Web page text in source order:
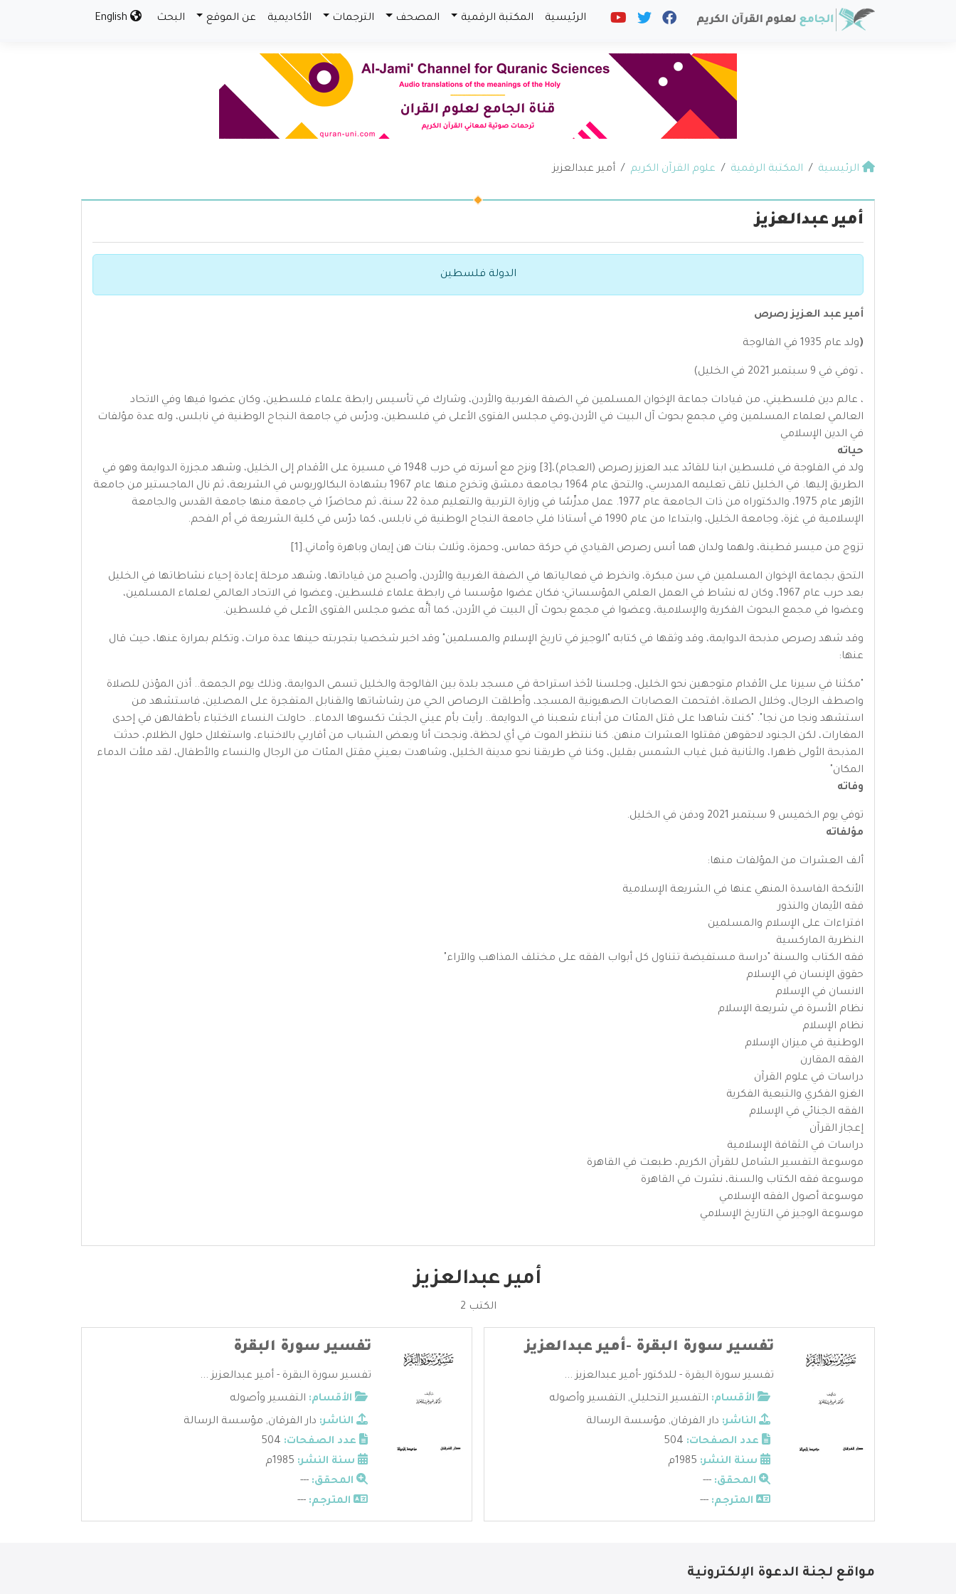
الرئيسية المكتبة الرقمية المصحف الترجمات الأكاديمية عن الموقع البحث
الرئيسية المكتبة الرقمية علوم القرآن الكريم أمير عبدالعزيز
أمير عبدالعزيز
الدولة فلسطين
أمير عبد العزيز رصرص
(ولد عام 1935 في الفالوجة
، توفي في 9 سبتمبر 2021 في الخليل)
، عالم دين فلسطيني، من قيادات جماعة الإخوان المسلمين في الضفة الغربية والأردن، وشارك في تأسيس رابطة علماء فلسطين، وكان عضوا فيها وفي الاتحاد
العالمي لعلماء المسلمين وفي مجمع بحوث آل البيت في الأردن،وفي مجلس الفتوى الأعلى في فلسطين، ودرّس في جامعة النجاح الوطنية في نابلس، وله عدة مؤلفات
في الدين الإسلامي
حياته
ولد في الفلوجة في فلسطين ابنا للقائد عبد العزيز رصرص (العجام)،[3] ونزح مع أسرته في حرب 1948 في مسيرة على الأقدام إلى الخليل، وشهد مجزرة الدوايمة وهو في
الطريق إليها. في الخليل تلقى تعليمه المدرسي، والتحق عام 1964 بجامعة دمشق وتخرج منها عام 1967 بشهادة البكالوريوس في الشريعة، ثم نال الماجستير من جامعة
الأزهر عام 1975، والدكتوراه من ذات الجامعة عام 1977. عمل مدرِّسًا في وزارة التربية والتعليم مدة 22 سنة، ثم محاضرًا في جامعة منها جامعة القدس والجامعة
الإسلامية في غزة، وجامعة الخليل، وابتداءا من عام 1990 في أستاذا فلي جامعة النجاح الوطنية في نابلس، كما درّس في كلية الشريعة في أم الفحم.
تزوج من ميسر قطينة، ولهما ولدان هما أنس رصرص القيادي في حركة حماس، وحمزة، وثلاث بنات هن إيمان وباهرة وأماني.[1]
التحق بجماعة الإخوان المسلمين في سن مبكرة، وانخرط في فعالياتها في الضفة الغربية والأردن، وأصبح من قياداتها، وشهد مرحلة إعادة إحياء نشاطاتها في الخليل
بعد حرب عام 1967، وكان له نشاط في العمل العلمي المؤسساتي؛ فكان عضوا مؤسسا في رابطة علماء فلسطين، وعضوا في الاتحاد العالمي لعلماء المسلمين،
وعضوا في مجمع البحوث الفكرية والإسلامية، وعضوا في مجمع بحوث آل البيت في الأردن، كما أنَّه عضو مجلس الفتوى الأعلى في فلسطين.
وقد شهد رصرص مذبحة الدوايمة، وقد وثقها في كتابه "الوجيز في تاريخ الإسلام والمسلمين" وقد اخبر شخصيا بتجربته حينها عدة مرات، وتكلم بمرارة عنها، حيث قال
عنها:
"مكثنا في سيرنا على الأقدام متوجهين نحو الخليل، وجلسنا لأخذ استراحة في مسجد بلدة بين الفالوجة والخليل تسمى الدوايمة، وذلك يوم الجمعة.. أذن المؤذن للصلاة
واصطف الرجال، وخلال الصلاة، اقتحمت العصابات الصهيونية المسجد، وأطلقت الرصاص الحي من رشاشاتها والقنابل المتفجرة على المصلين، فاستشهد من
استشهد ونجا من نجا". "كنت شاهدا على قتل المئات من أبناء شعبنا في الدوايمة.. رأيت بأم عيني الجثث تكسوها الدماء.. حاولت النساء الاختباء بأطفالهن في إحدى
المغارات، لكن الجنود لاحقوهن فقتلوا العشرات منهن. كنا ننتظر الموت في أي لحظة، ونجحت أنا وبعض الشباب من أقاربي بالاختباء، واستغلال حلول الظلام، حدثت
المذبحة الأولى ظهرا، والثانية قبل غياب الشمس بقليل، وكنا في طريقنا نحو مدينة الخليل، وشاهدت بعيني مقتل المئات من الرجال والنساء والأطفال، لقد ملأت الدماء
المكان"
وفاته
توفي يوم الخميس 9 سبتمبر 2021 ودفن في الخليل.
مؤلفاته
ألف العشرات من المؤلفات منها:
الأنكحة الفاسدة المنهي عنها في الشريعة الإسلامية
فقه الأيمان والنذور
افتراءات على الإسلام والمسلمين
النظرية الماركسية
فقه الكتاب والسنة "دراسة مستفيضة تتناول كل أبواب الفقه على مختلف المذاهب والآراء"
حقوق الإنسان في الإسلام
الانسان في الإسلام
نظام الأسرة في شريعة الإسلام
نظام الإسلام
الوطنية في ميزان الإسلام
الفقه المقارن
دراسات في علوم القرآن
الغزو الفكري والتبعية الفكرية
الفقه الجنائي في الإسلام
إعجاز القرآن
دراسات في الثقافة الإسلامية
موسوعة التفسير الشامل للقرآن الكريم، طبعت في القاهرة
موسوعة فقه الكتاب والسنة، نشرت في القاهرة
موسوعة أصول الفقه الإسلامي
موسوعة الوجيز في التاريخ الإسلامي
أمير عبدالعزيز
الكتب 2
تفسير سورة البقرة -أمير عبدالعزيز
تفسير سورة البقرة - للدكتور -أمير عبدالعزيز ...
الأقسام: التفسير التحليلي, التفسير وأصوله
الناشر: دار الفرقان, مؤسسة الرسالة
عدد الصفحات:
سنة النشر:
المحقق: ---
المترجم: ---
تفسير سورة البقرة
تفسير سورة البقرة - أمير عبدالعزيز ...
الأقسام: التفسير وأصوله
الناشر: دار الفرقان, مؤسسة الرسالة
عدد الصفحات:
سنة النشر:
المحقق: ---
المترجم: ---
مواقع لجنة الدعوة الإلكترونية